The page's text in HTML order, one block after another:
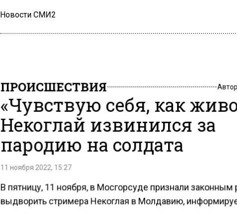
Новости СМИ2
ПРОИСШЕСТВИЯ
«Чувствую себя, как
Некоглай извинился за
пародию на солдата
11 ноября 2022, 15:27
В пятницу, 11 ноября, в Мосгорсуде признали
выдворить стримера Некоглая в Молдавию,